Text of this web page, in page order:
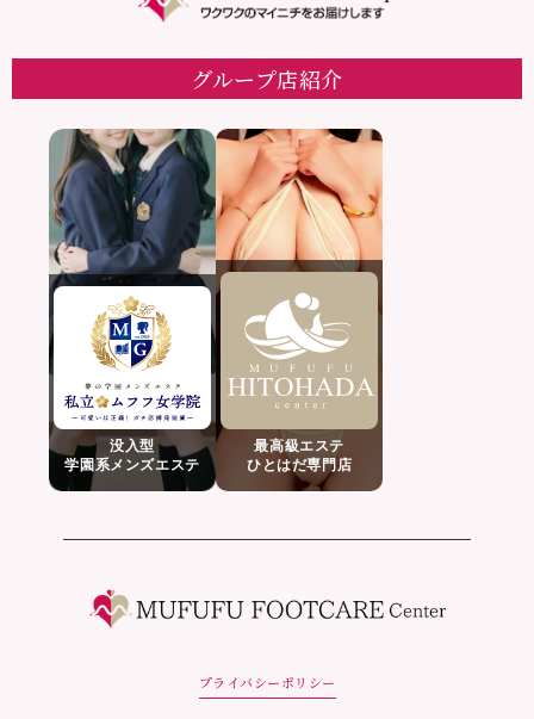
グループ店紹介
没入型
学園系メンズエステ
最高級エステ
ひとはだ専門店
プライバシーポリシー